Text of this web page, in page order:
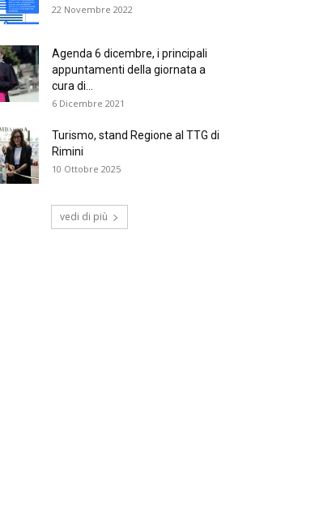
22 Novembre 2022
Agenda 6 dicembre, i principali
appuntamenti della giornata a
cura di...
6 Dicembre 2021
Turismo, stand Regione al TTG di
Rimini
10 Ottobre 2025
vedi di più